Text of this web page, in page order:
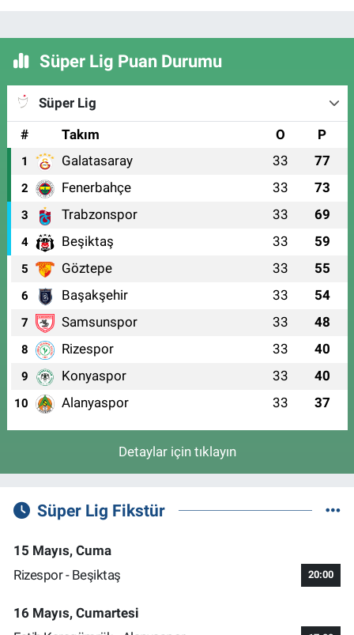
Süper Lig Puan Durumu
Süper Lig
#
Takım O P
1 Galatasaray 33 77
2 Fenerbahçe 33 73
3 Trabzonspor 33 69
4 Beşiktaş 33 59
5 Göztepe 33 55
6 Başakşehir 33 54
7 Samsunspor 33 48
8 Rizespor 33 40
9 Konyaspor 33 40
10 Alanyaspor 33 37
Detaylar için tıklayın
Süper Lig Fikstür
15 Mayıs, Cuma
Rizespor - Beşiktaş
20:00
16 Mayıs, Cumartesi